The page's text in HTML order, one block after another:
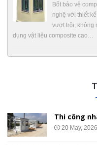
Bốt bảo vệ
nghệ với thiết
vượt trội, không
dụng vật liệu composite cao…
Thi công
20 May, 2026